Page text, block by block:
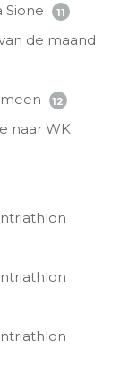
Sione 11
de maand
12
naar WK